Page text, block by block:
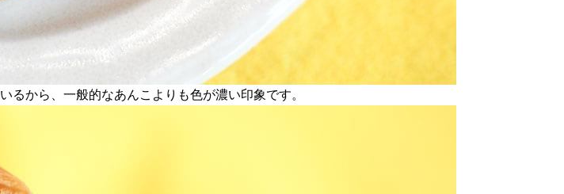
から、一般的なあんこよりも色が濃い印象です。